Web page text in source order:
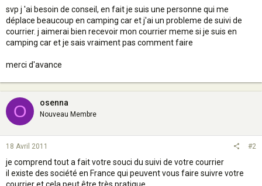
svp j 'ai besoin de conseil, en fait je suis une personne qui me
déplace beaucoup en camping car et j'ai un probleme de suivi de
courrier. j aimerai bien recevoir mon courrier meme si je suis en
camping car et je sais vraiment pas comment faire
merci d'avance
O osenna
Nouveau Membre
18 Avril 2011 #2
je comprend tout a fait votre souci du suivi de votre courrier
il existe des société en France qui peuvent vous faire suivre votre